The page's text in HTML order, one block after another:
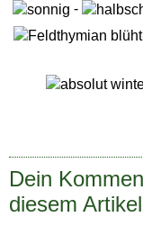
-
Dein
diesem Artikel